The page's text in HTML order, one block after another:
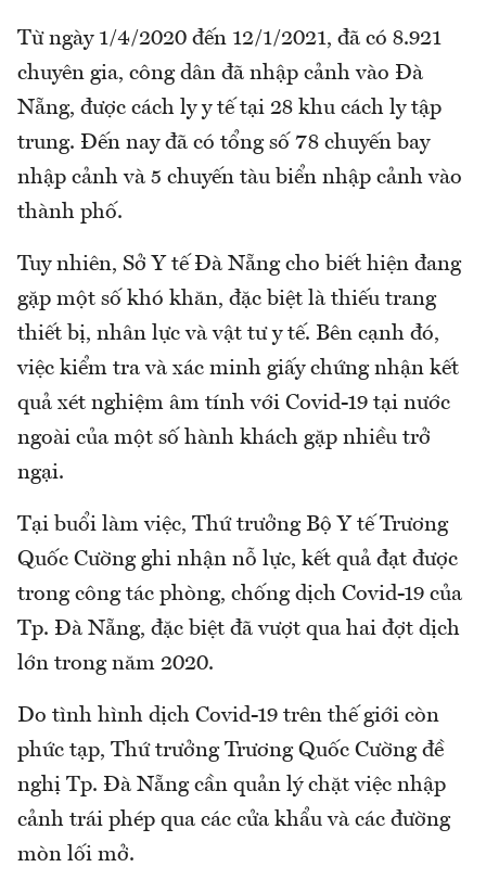
Từ ngày 1/4/2020 đến 12/1/2021, đã có 8.921
chuyên gia, công dân đã nhập cảnh vào Đà
Nẵng, được cách ly y tế tại 28 khu cách ly tập
trung. Đến nay đã có tổng số 78 chuyến bay
nhập cảnh và 5 chuyến tàu biển nhập cảnh vào
thành phố.
Tuy nhiên, Sở Y tế Đà Nẵng cho biết hiện đang
gặp một số khó khăn, đặc biệt là thiếu trang
thiết bị, nhân lực và vật tư y tế. Bên cạnh đó,
việc kiểm tra và xác minh giấy chứng nhận kết
quả xét nghiệm âm tính với Covid-19 tại nước
ngoài của một số hành khách gặp nhiều trở
ngại.
Tại buổi làm việc, Thứ trưởng Bộ Y tế Trương
Quốc Cường ghi nhận nỗ lực, kết quả đạt được
trong công tác phòng, chống dịch Covid-19 của
Tp. Đà Nẵng, đặc biệt đã vượt qua hai đợt dịch
lớn trong năm 2020.
Do tình hình dịch Covid-19 trên thế giới còn
phức tạp, Thứ trưởng Trương Quốc Cường đề
nghị Tp. Đà Nẵng cần quản lý chặt việc nhập
cảnh trái phép qua các cửa khẩu và các đường
mòn lối mở.